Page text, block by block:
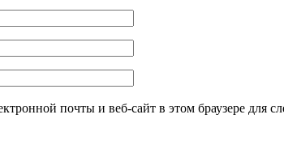
почты и веб-сайт в этом браузере для